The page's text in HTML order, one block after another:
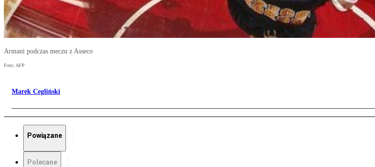
Armani podczas meczu z Asseco
Foto: AFP
Marek Cegliński
Powiązane
Polecane